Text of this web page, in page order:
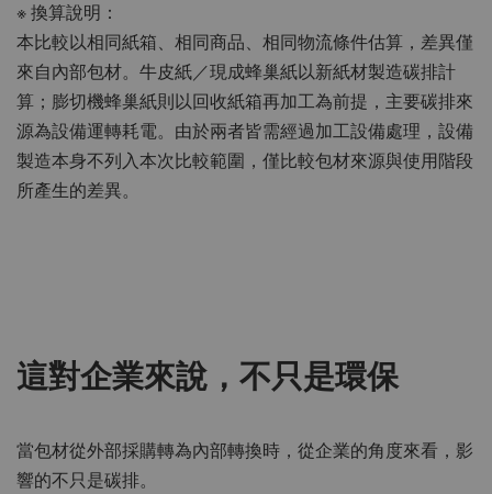
※ 換算說明：
本比較以相同紙箱、相同商品、相同物流條件估算，差異僅
來自內部包材。牛皮紙／現成蜂巢紙以新紙材製造碳排計
算；膨切機蜂巢紙則以回收紙箱再加工為前提，主要碳排來
源為設備運轉耗電。由於兩者皆需經過加工設備處理，設備
製造本身不列入本次比較範圍，僅比較包材來源與使用階段
所產生的差異。
這對企業來說，不只是環保
當包材從外部採購轉為內部轉換時，從企業的角度來看，影
響的不只是碳排。